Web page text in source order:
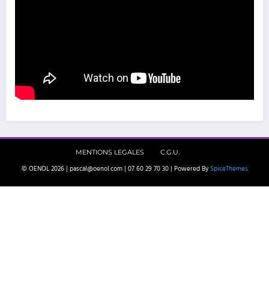
MENTIONS LEGALES C.G.U.
© OENOL 2026 | pascal@oenol.com | 07 60 29 70 30 | Powered By SpiceThemes